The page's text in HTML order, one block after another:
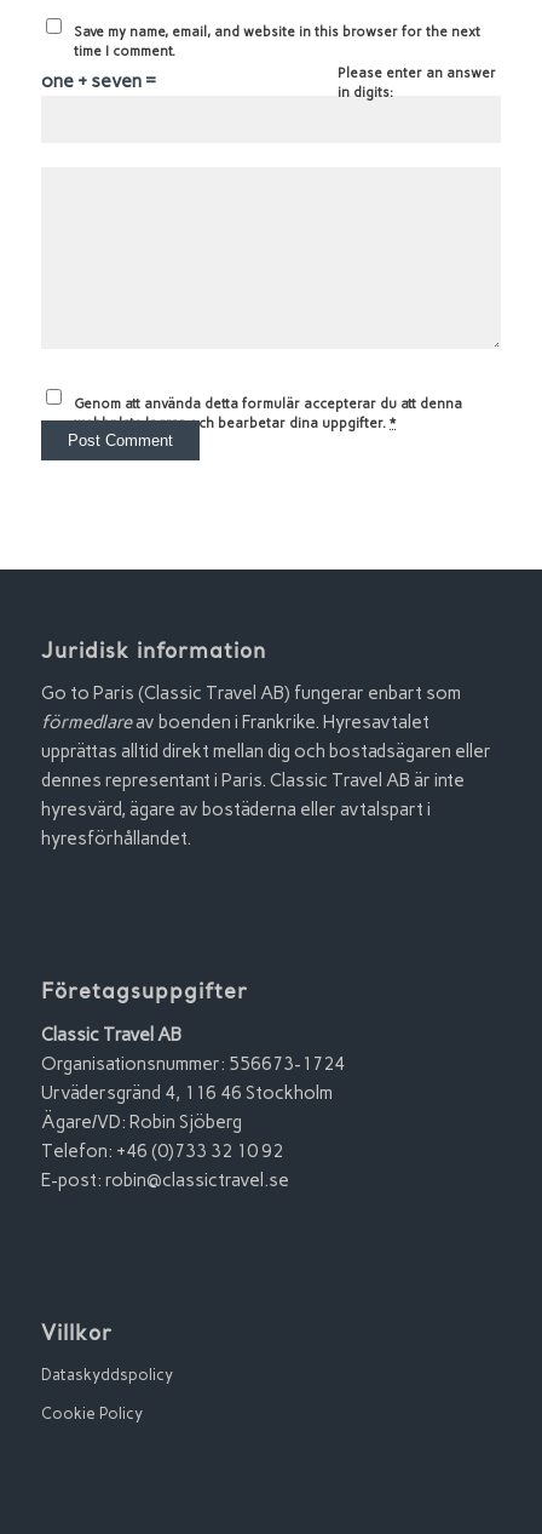
Save my name, email, and website in this browser for the next
time I comment.
Please enter an answer
in digits:
one + seven =
Genom att använda detta formulär accepterar du att denna
webbplats lagrar och bearbetar dina uppgifter.*
Juridisk information
Go to Paris (Classic Travel AB) fungerar enbart som
förmedlareav boenden i Frankrike. Hyresavtalet
upprättas alltid direkt mellan dig och bostadsägaren eller
dennes representant i Paris. Classic Travel AB är inte
hyresvärd, ägare av bostäderna eller avtalspart i
hyresförhållandet.
Företagsuppgifter
Classic Travel AB
Organisationsnummer: 556673-1724
Urvädersgränd 4, 116 46 Stockholm
Ägare/VD: Robin Sjöberg
Telefon: +46 (0)733 32 10 92
E-post: robin@classictravel.se
Villkor
Dataskyddspolicy
Cookie Policy